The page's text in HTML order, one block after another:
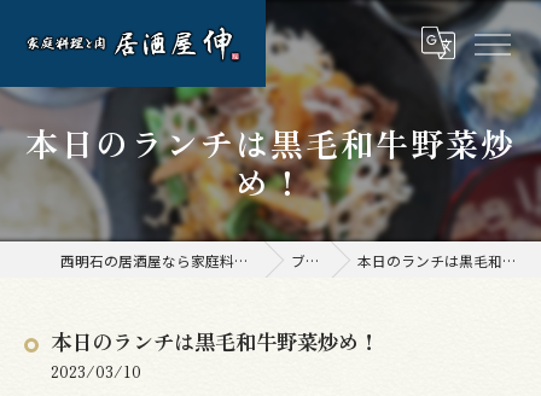
本日のランチは黒毛和牛野菜炒
め！
西明石の居酒屋なら家庭料理と肉 居酒屋 伸 ブログ 本日のランチは黒毛和牛野菜炒め！
本日のランチは黒毛和牛野菜炒め！
2023/03/10